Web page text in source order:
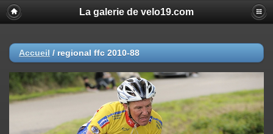
La galerie de velo19.com
Accueil / regional ffc 2010-88